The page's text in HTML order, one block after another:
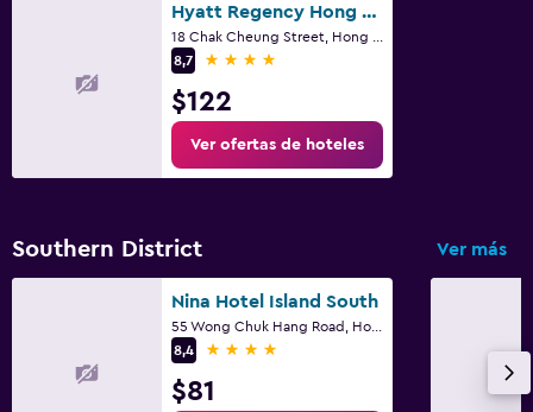
Hyatt Regency Hong Kong Sha Tin
8,7
4 estrellas
$122
Ver ofertas de hoteles
Southern District Ver más
Nina Hotel Island South
8,4
4 estrellas
$81